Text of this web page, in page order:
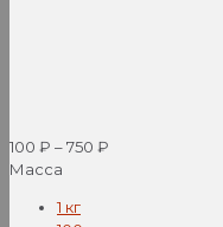
100 ₽ –750 ₽
Масса
1 кг